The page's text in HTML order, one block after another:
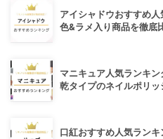
アイシャドウおすすめ
色&ラメ入り商品を徹底
マニキュア人気ランキ
乾タイプのネイルポリッ
口紅おすすめ人気ラン